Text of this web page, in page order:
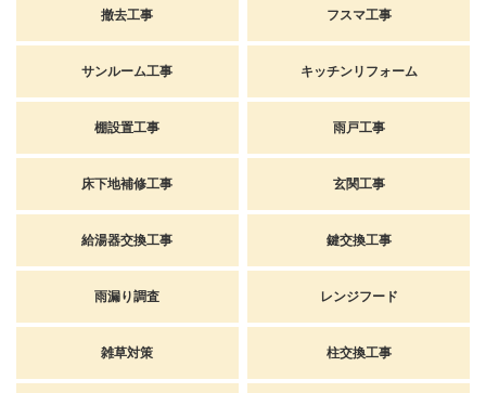
撤去工事 フスマ工事
サンルーム工事 キッチンリフォーム
棚設置工事 雨戸工事
床下地補修工事 玄関工事
給湯器交換工事 鍵交換工事
雨漏り調査 レンジフード
雑草対策 柱交換工事